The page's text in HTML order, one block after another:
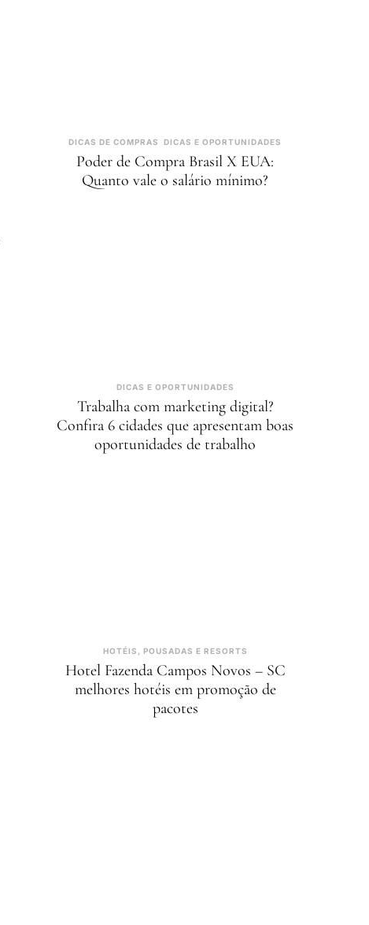
DICAS DE COMPRAS DICAS E OPORTUNIDADES
Poder de Compra Brasil X EUA:
Quanto vale o salário mínimo?
DICAS E OPORTUNIDADES
Trabalha com marketing digital?
Confira 6 cidades que apresentam boas
oportunidades de trabalho
HOTÉIS, POUSADAS E RESORTS
Hotel Fazenda Campos Novos – SC
melhores hotéis em promoção de
pacotes